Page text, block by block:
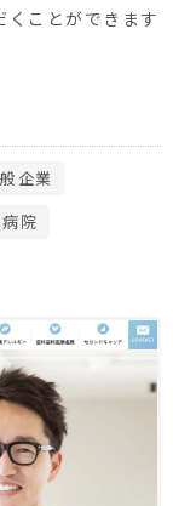
ことができます
企業
病院